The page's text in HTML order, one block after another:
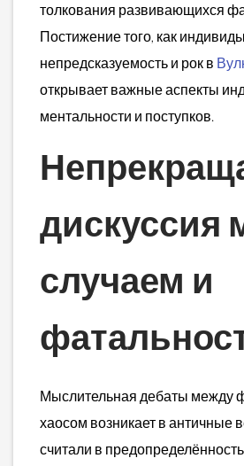
толкования развивающихся
Постижение того, как
непредсказуемость и рок в
открывает важные аспекты
ментальности и поступков.
дискуссия
случаем и
Мыслительная дебаты между
хаосом возникает в античные
считали в